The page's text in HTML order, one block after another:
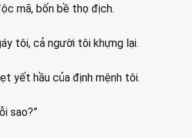
mã, bốn bề thọ địch.
tôi, cả người tôi khựng lại.
yết hầu của định mệnh tôi.
sao?”